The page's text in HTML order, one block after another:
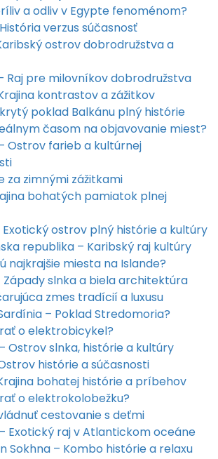
a odliv v Egypte fenoménom?
verzus súčasnosť
ostrov dobrodružstva a
Raj pre milovníkov dobrodružstva
kontrastov a zážitkov
poklad Balkánu plný histórie
časom na objavovanie miest?
Ostrov farieb a kultúrnej
za zimnými zážitkami
bohatých pamiatok plnej
Exotický ostrov plný histórie a kultúry
republika – Karibský raj kultúry
najkrajšie miesta na Islande?
Západy slnka a biela architektúra
zmes tradícií a luxusu
– Poklad Stredomoria?
o elektrobicykel?
Ostrov slnka, histórie a kultúry
histórie a súčasnosti
bohatej histórie a príbehov
o elektrokolobežku?
cestovanie s deťmi
Exotický raj v Atlantickom oceáne
Sokhna – Kombo histórie a relaxu